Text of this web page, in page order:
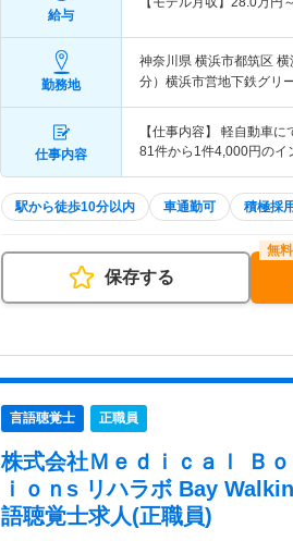
給与
勤務地
神奈川県 横浜市都筑区 横
分）横浜市営地下鉄グリ
仕事内容
【仕事内容】 軽自動車
81件から1件4,000円の
駅から徒歩10分以内 車通勤可 積極採
保存する
言語聴覚士 正職員
株式会社Ｍｅｄｉｃａｌ Ｂ
ｉｏｎs リハラボ Bay
語聴覚士求人(正職員)